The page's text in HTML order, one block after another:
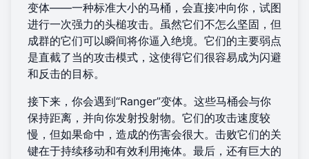
变体——一种标准大小的马桶，会直接冲向你，试图
进行一次强力的头槌攻击。虽然它们不怎么坚固，但
成群的它们可以瞬间将你逼入绝境。它们的主要弱点
是直截了当的攻击模式，这使得它们很容易成为闪避
和反击的目标。
接下来，你会遇到“Ranger”变体。这些马桶会与你
保持距离，并向你发射投射物。它们的攻击速度较
慢，但如果命中，造成的伤害会很大。击败它们的关
键在于持续移动和有效利用掩体。最后，还有巨大的